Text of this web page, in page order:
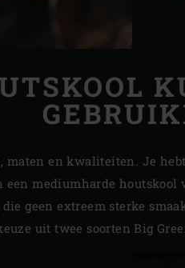
en kwaliteiten. Je
een mediumharde
geen extreem sterke
uit twee soorten Big